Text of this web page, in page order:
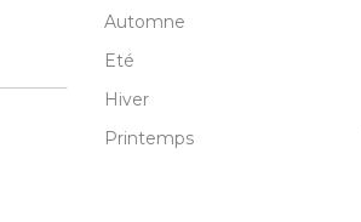
Automne
Eté
Hiver
Printemps